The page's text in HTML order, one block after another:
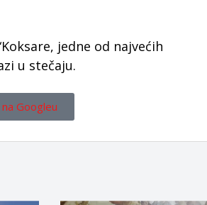
jedne od najvećih
u stečaju.
Googleu